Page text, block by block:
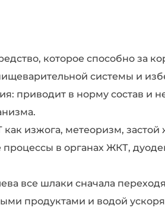
которое способно за
системы и
приводит в норму состав и
изжога, метеоризм,
в органах ЖКТ,
все шлаки сначала
продуктами и водой